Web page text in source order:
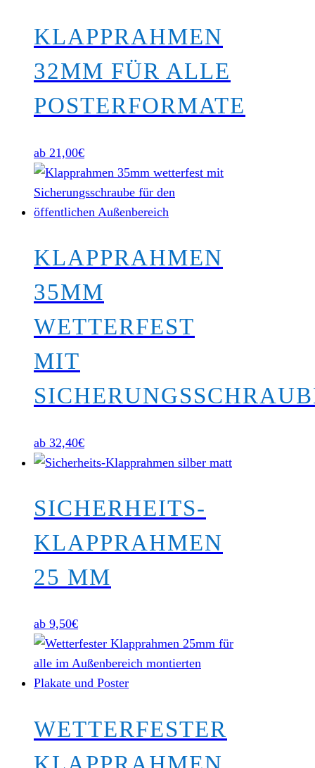
KLAPPRAHMEN
32MM FÜR ALLE
POSTERFORMATE
ab 21,00€
KLAPPRAHMEN
35MM
WETTERFEST
MIT
ab 32,40€
SICHERHEITS-
KLAPPRAHMEN
25 MM
ab 9,50€
WETTERFESTER